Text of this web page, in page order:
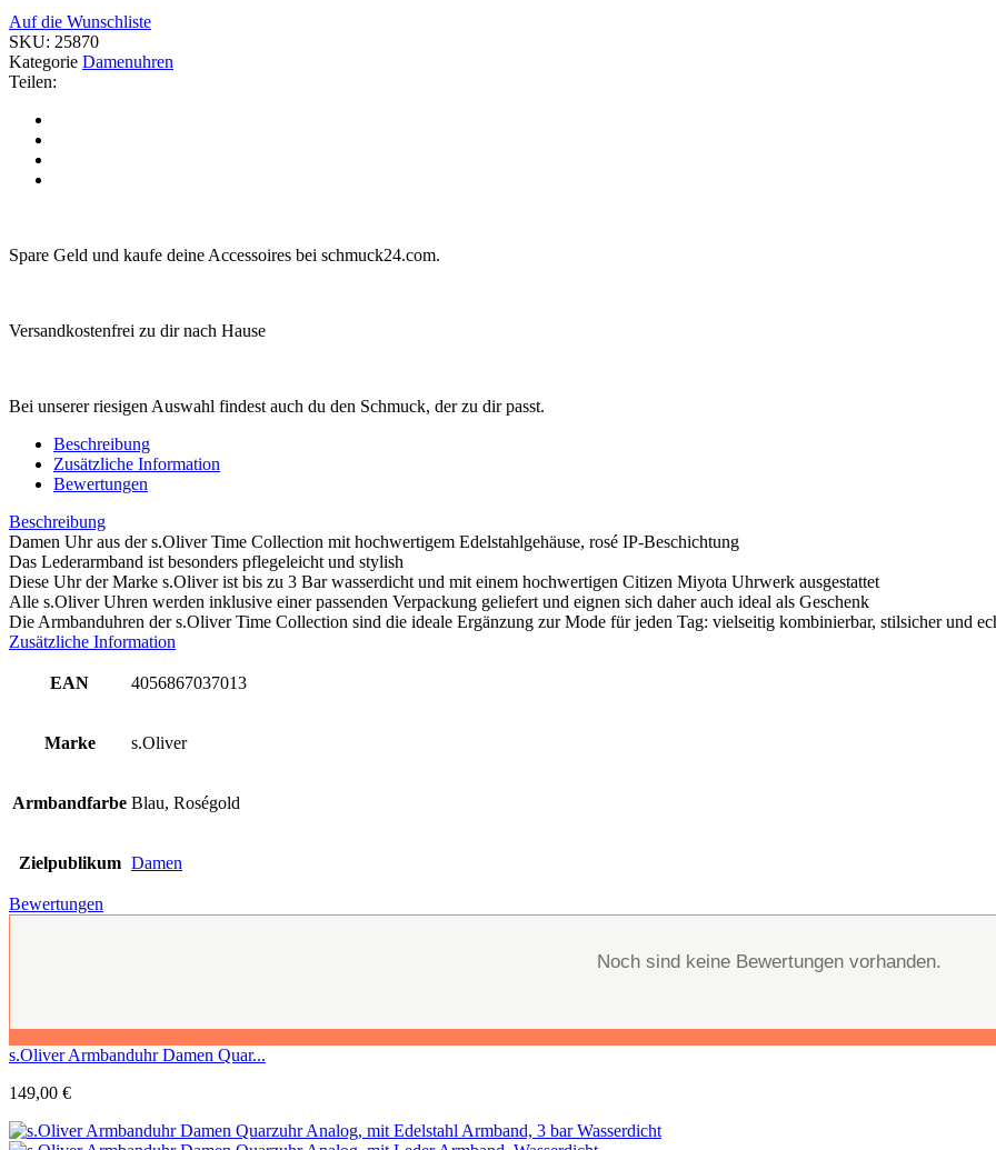
Auf die Wunschliste
SKU: 25870
Kategorie Damenuhren
Teilen:
Spare Geld und kaufe deine Accessoires bei schmuck24.com.
Versandkostenfrei zu dir nach Hause
Bei unserer riesigen Auswahl findest auch du den Schmuck, der zu dir passt.
Beschreibung
Zusätzliche Information
Bewertungen
Beschreibung
Damen Uhr aus der s.Oliver Time Collection mit hochwertigem Edelstahlgehäuse, rosé IP-Beschichtung
Das Lederarmband ist besonders pflegeleicht und stylish
Diese Uhr der Marke s.Oliver ist bis zu 3 Bar wasserdicht und mit einem hochwertigen Citizen Miyota Uhrwerk ausgestattet
Alle s.Oliver Uhren werden inklusive einer passenden Verpackung geliefert und eignen sich daher auch ideal als Geschenk
Die Armbanduhren der s.Oliver Time Collection sind die ideale Ergänzung zur Mode für jeden Tag: vielseitig kombinierbar, stilsicher und
Zusätzliche Information
EAN 4056867037013
Marke s.Oliver
Armbandfarbe Blau, Roségold
Zielpublikum Damen
Bewertungen
Noch sind keine Bewertungen vorhanden.
s.Oliver Armbanduhr Damen Quar...
149,00 €